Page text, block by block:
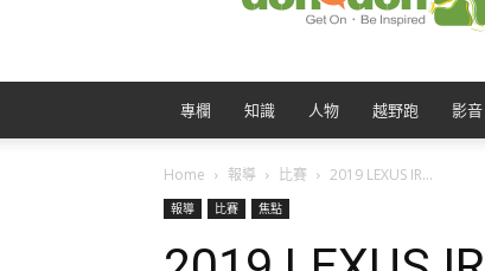
專欄 知識 人物 越野跑 影音
Home 報導 比賽 2019 LEXUS IR...
報導 比賽 焦點